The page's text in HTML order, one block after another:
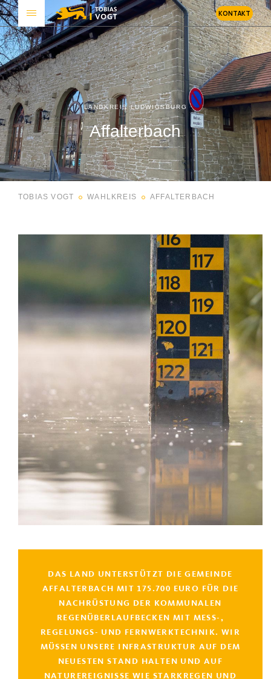
KONTAKT
LANDKREIS LUDWIGSBURG
Affalterbach
TOBIAS VOGT WAHLKREIS AFFALTERBACH
DAS LAND UNTERSTÜTZT DIE GEMEINDE
AFFALTERBACH MIT 175.700 EURO FÜR DIE
NACHRÜSTUNG DER KOMMUNALEN
REGENÜBERLAUFBECKEN MIT MESS-,
REGELUNGS- UND FERNWERKTECHNIK. WIR
MÜSSEN UNSERE INFRASTRUKTUR AUF DEM
NEUESTEN STAND HALTEN UND AUF
NATUREREIGNISSE WIE STARKREGEN UND